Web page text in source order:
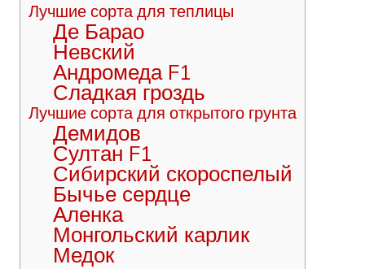
Лучшие сорта для теплицы
Де Барао
Невский
Андромеда F1
Сладкая гроздь
Лучшие сорта для открытого грунта
Демидов
Султан F1
Сибирский скороспелый
Бычье сердце
Аленка
Монгольский карлик
Медок